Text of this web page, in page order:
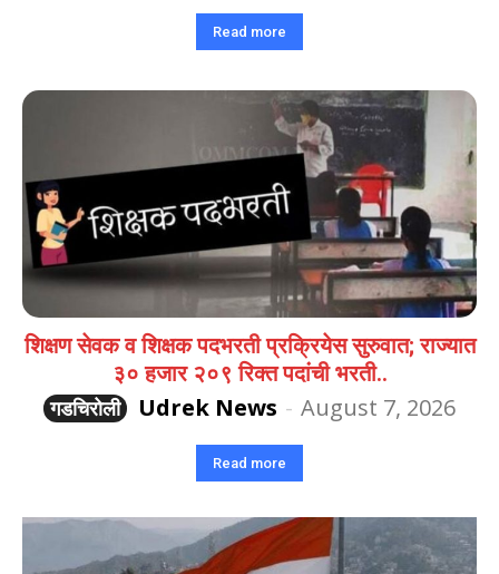
Read more
शिक्षण सेवक व शिक्षक पदभरती प्रक्रियेस सुरुवात; राज्यात
३० हजार २०९ रिक्त पदांची भरती..
गडचिरोली
Udrek News - August 7, 2026
Read more